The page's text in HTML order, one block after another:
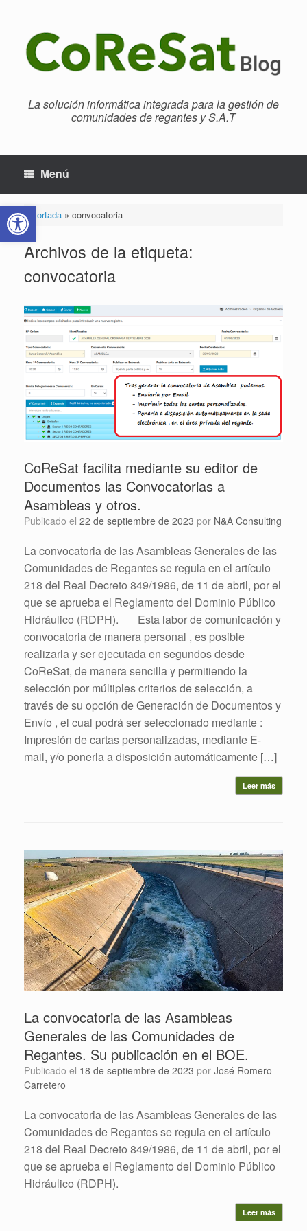
Abrir barra de herramientas
contenido
La solución informática integrada para la gestión de
comunidades de regantes y S.A.T
Menú
Portada» convocatoria
Archivos de la etiqueta:
convocatoria
CoReSat facilita mediante su editor de
Documentos las Convocatorias a
Asambleas y otros.
Publicado el 22 de septiembre de 2023 por N&A Consulting
La convocatoria de las Asambleas Generales de las
Comunidades de Regantes se regula en el artículo
218 del Real Decreto 849/1986, de 11 de abril, por el
que se aprueba el Reglamento del Dominio Público
Hidráulico (RDPH). Esta labor de comunicación y
convocatoria de manera personal , es posible
realizarla y ser ejecutada en segundos desde
CoReSat, de manera sencilla y permitiendo la
selección por múltiples criterios de selección, a
través de su opción de Generación de Documentos y
Envío , el cual podrá ser seleccionado mediante :
Impresión de cartas personalizadas, mediante E-
mail, y/o ponerla a disposición automáticamente […]
Leer más
La convocatoria de las Asambleas
Generales de las Comunidades de
Regantes. Su publicación en el BOE.
Publicado el 18 de septiembre de 2023 por José Romero
Carretero
La convocatoria de las Asambleas Generales de las
Comunidades de Regantes se regula en el artículo
218 del Real Decreto 849/1986, de 11 de abril, por el
que se aprueba el Reglamento del Dominio Público
Hidráulico (RDPH).
Leer más